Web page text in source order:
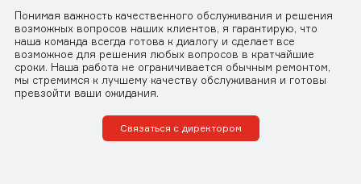
Понимая важность качественного обслуживания и решения
возможных вопросов наших клиентов, я гарантирую, что
наша команда всегда готова к диалогу и сделает все
возможное для решения любых вопросов в кратчайшие
сроки. Наша работа не ограничивается обычным ремонтом,
мы стремимся к лучшему качеству обслуживания и готовы
превзойти ваши ожидания.
Связаться с директором